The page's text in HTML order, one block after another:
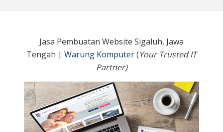
Jasa Pembuatan Website Sigaluh, Jawa
Tengah | Warung Komputer(Your Trusted IT
Partner)